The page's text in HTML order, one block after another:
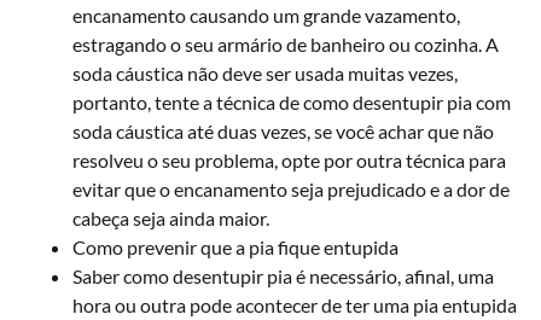
encanamento causando um grande vazamento,
estragando o seu armário de banheiro ou cozinha. A
soda cáustica não deve ser usada muitas vezes,
portanto, tente a técnica de como desentupir pia com
soda cáustica até duas vezes, se você achar que não
resolveu o seu problema, opte por outra técnica para
evitar que o encanamento seja prejudicado e a dor de
cabeça seja ainda maior.
Como prevenir que a pia fique entupida
Saber como desentupir pia é necessário, afinal, uma
hora ou outra pode acontecer de ter uma pia entupida